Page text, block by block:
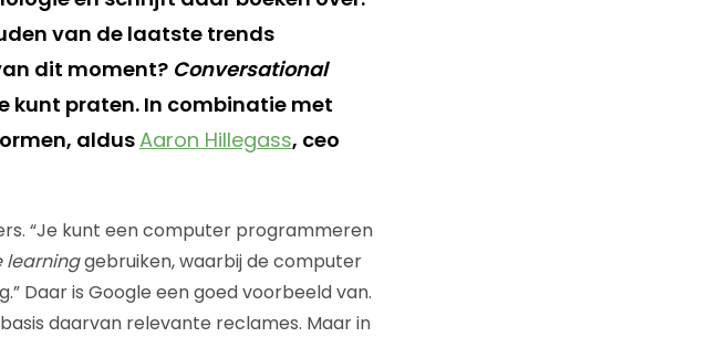
van de laatste trends
dit moment? Conversational
kunt praten. In combinatie met
aldusAaron Hillegass, ceo
“Je kunt een computer programmeren
learninggebruiken, waarbij de computer
Daar is Google een goed voorbeeld van.
daarvan relevante reclames. Maar in